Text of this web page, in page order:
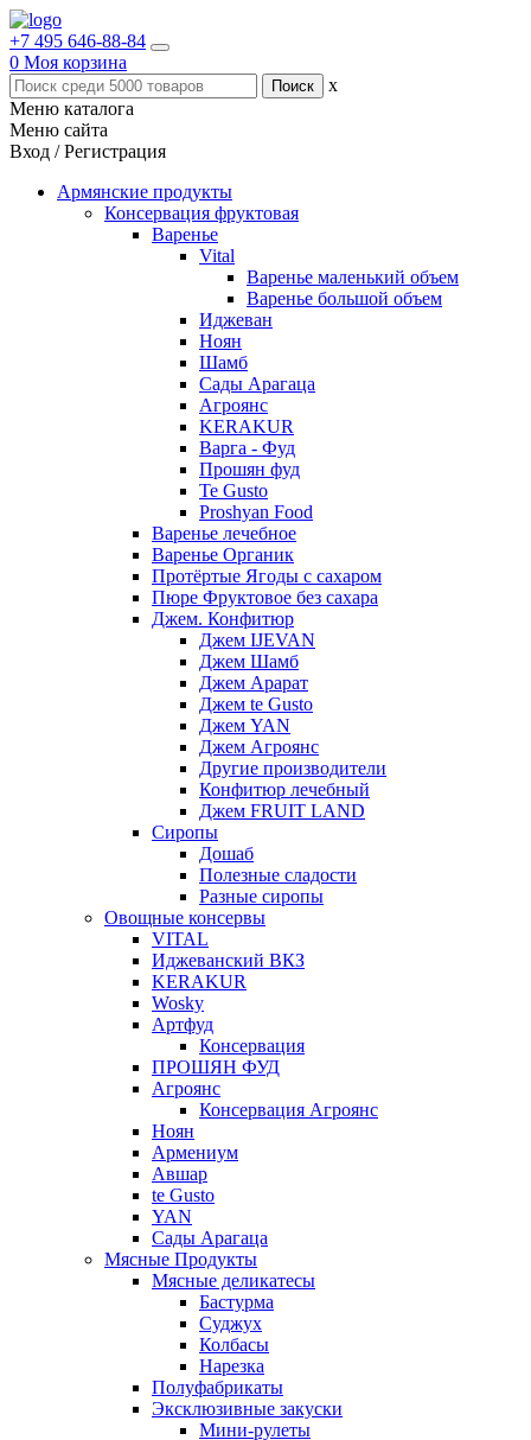
+7 495 646-88-84
0 Моя корзина
x
Меню каталога
Меню сайта
Вход / Регистрация
Армянские продукты
Консервация фруктовая
Варенье
Vital
Варенье маленький объем
Варенье большой объем
Иджеван
Ноян
Шамб
Сады Арагаца
Агроянс
KERAKUR
Варга - Фуд
Прошян фуд
Te Gusto
Proshyan Food
Варенье лечебное
Варенье Органик
Протёртые Ягоды с сахаром
Пюре Фруктовое без сахара
Джем. Конфитюр
Джем IJEVAN
Джем Шамб
Джем Арарат
Джем te Gusto
Джем YAN
Джем Агроянс
Другие производители
Конфитюр лечебный
Джем FRUIT LAND
Сиропы
Дошаб
Полезные сладости
Разные сиропы
Овощные консервы
VITAL
Иджеванский ВКЗ
KERAKUR
Wosky
Артфуд
Консервация
ПРОШЯН ФУД
Агроянс
Консервация Агроянс
Ноян
Армениум
Авшар
te Gusto
YAN
Сады Арагаца
Мясные Продукты
Мясные деликатесы
Бастурма
Суджух
Колбасы
Нарезка
Полуфабрикаты
Эксклюзивные закуски
Мини-рулеты